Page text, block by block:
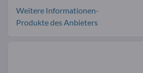
Weitere Informationen-
Produkte des Anbieters